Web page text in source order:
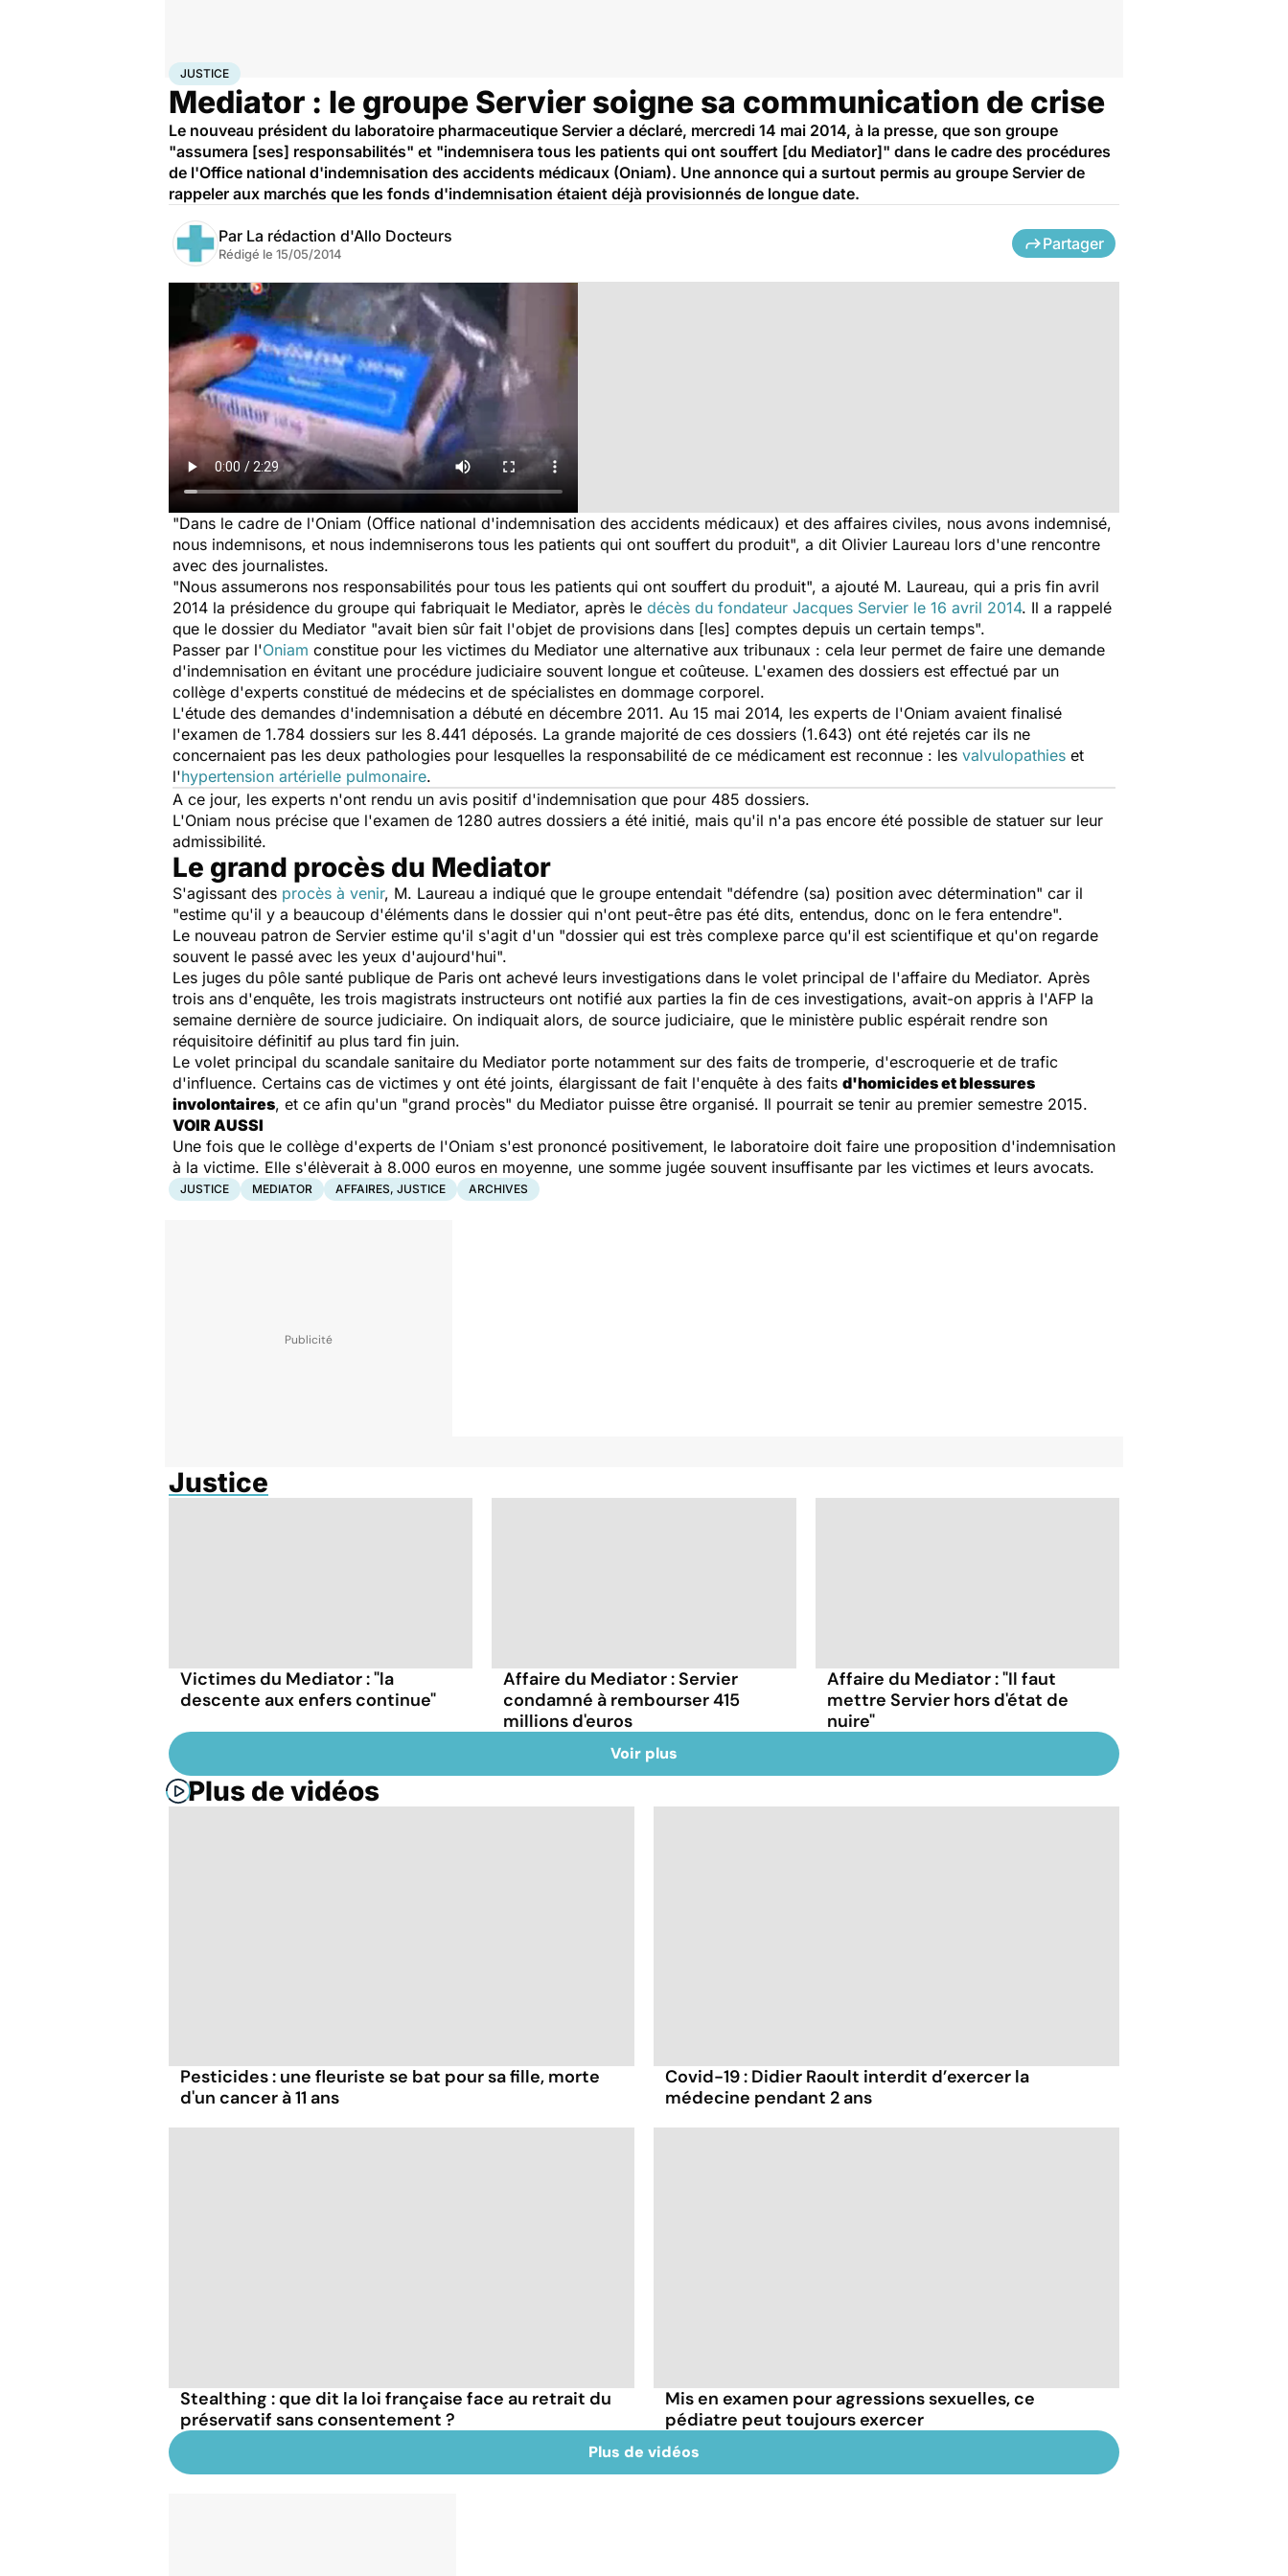
AccueilSanté
JUSTICE
Mediator : le groupe Servier soigne sa communication de crise
Le nouveau président du laboratoire pharmaceutique Servier a déclaré, mercredi 14 mai 2014, à la presse, que son groupe
"assumera [ses] responsabilités" et "indemnisera tous les patients qui ont souffert [du Mediator]" dans le cadre des procédures
de l'Office national d'indemnisation des accidents médicaux (Oniam). Une annonce qui a surtout permis au groupe Servier de
rappeler aux marchés que les fonds d'indemnisation étaient déjà provisionnés de longue date.
Par La rédaction d'Allo Docteurs
Rédigé le 15/05/2014
Partager
"Dans le cadre de l'Oniam (Office national d'indemnisation des accidents médicaux) et des affaires civiles, nous avons indemnisé,
nous indemnisons, et nous indemniserons tous les patients qui ont souffert du produit", a dit Olivier Laureau lors d'une rencontre
avec des journalistes.
"Nous assumerons nos responsabilités pour tous les patients qui ont souffert du produit", a ajouté M. Laureau, qui a pris fin avril
2014 la présidence du groupe qui fabriquait le Mediator, après le décès du fondateur Jacques Servier le 16 avril 2014. Il a rappelé
que le dossier du Mediator "avait bien sûr fait l'objet de provisions dans [les] comptes depuis un certain temps".
Passer par l'Oniam constitue pour les victimes du Mediator une alternative aux tribunaux : cela leur permet de faire une demande
d'indemnisation en évitant une procédure judiciaire souvent longue et coûteuse. L'examen des dossiers est effectué par un
collège d'experts constitué de médecins et de spécialistes en dommage corporel.
L'étude des demandes d'indemnisation a débuté en décembre 2011. Au 15 mai 2014, les experts de l'Oniam avaient finalisé
l'examen de 1.784 dossiers sur les 8.441 déposés. La grande majorité de ces dossiers (1.643) ont été rejetés car ils ne
concernaient pas les deux pathologies pour lesquelles la responsabilité de ce médicament est reconnue : les valvulopathies et
l'hypertension artérielle pulmonaire.
A ce jour, les experts n'ont rendu un avis positif d'indemnisation que pour 485 dossiers.
L'Oniam nous précise que l'examen de 1280 autres dossiers a été initié, mais qu'il n'a pas encore été possible de statuer sur leur
admissibilité.
Le grand procès du Mediator
S'agissant des procès à venir, M. Laureau a indiqué que le groupe entendait "défendre (sa) position avec détermination" car il
"estime qu'il y a beaucoup d'éléments dans le dossier qui n'ont peut-être pas été dits, entendus, donc on le fera entendre".
Le nouveau patron de Servier estime qu'il s'agit d'un "dossier qui est très complexe parce qu'il est scientifique et qu'on regarde
souvent le passé avec les yeux d'aujourd'hui".
Les juges du pôle santé publique de Paris ont achevé leurs investigations dans le volet principal de l'affaire du Mediator. Après
trois ans d'enquête, les trois magistrats instructeurs ont notifié aux parties la fin de ces investigations, avait-on appris à l'AFP la
semaine dernière de source judiciaire. On indiquait alors, de source judiciaire, que le ministère public espérait rendre son
réquisitoire définitif au plus tard fin juin.
Le volet principal du scandale sanitaire du Mediator porte notamment sur des faits de tromperie, d'escroquerie et de trafic
d'influence. Certains cas de victimes y ont été joints, élargissant de fait l'enquête à des faits d'homicides et blessures
involontaires, et ce afin qu'un "grand procès" du Mediator puisse être organisé. Il pourrait se tenir au premier semestre 2015.
VOIR AUSSI
Une fois que le collège d'experts de l'Oniam s'est prononcé positivement, le laboratoire doit faire une proposition d'indemnisation
à la victime. Elle s'élèverait à 8.000 euros en moyenne, une somme jugée souvent insuffisante par les victimes et leurs avocats.
JUSTICE MEDIATOR AFFAIRES, JUSTICE ARCHIVES
Justice
Victimes du Mediator : "la
descente aux enfers continue"
Affaire du Mediator : Servier
condamné à rembourser 415
millions d'euros
Affaire du Mediator : "Il faut
mettre Servier hors d'état de
nuire"
Voir plus
Plus de vidéos
Pesticides : une fleuriste se bat pour sa fille, morte
d'un cancer à 11 ans
Covid-19 : Didier Raoult interdit d’exercer la
médecine pendant 2 ans
Stealthing : que dit la loi française face au retrait du
préservatif sans consentement ?
Mis en examen pour agressions sexuelles, ce
pédiatre peut toujours exercer
Plus de vidéos